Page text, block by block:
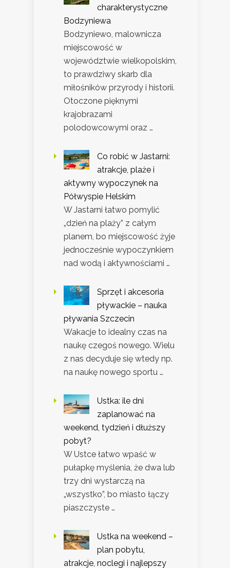
charakterystyczne
Bodzyniewa
Bodzyniewo, malownicza
miejscowość w
województwie wielkopolskim,
to prawdziwy skarb dla
miłośników przyrody i historii.
Otoczone pięknymi
krajobrazami
polodowcowymi oraz …
Co robić w Jastarni:
atrakcje, plaże i
aktywny wypoczynek na
Półwyspie Helskim
W Jastarni łatwo pomylić
„dzień na plaży” z całym
planem, bo miejscowość żyje
jednocześnie wypoczynkiem
nad wodą i aktywnościami …
Sprzęt i akcesoria
pływackie – nauka
pływania Szczecin
Wakacje to idealny czas na
naukę czegoś nowego. Wielu
z nas decyduje się wtedy np.
na naukę nowego sportu …
Ustka: ile dni
zaplanować na
weekend, tydzień i dłuższy
pobyt?
W Ustce łatwo wpaść w
pułapkę myślenia, że dwa lub
trzy dni wystarczą na
„wszystko”, bo miasto łączy
piaszczyste …
Ustka na weekend –
plan pobytu,
atrakcje, noclegi i najlepszy